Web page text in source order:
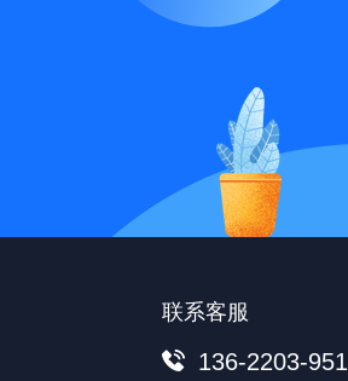
联系客服
136-2203-